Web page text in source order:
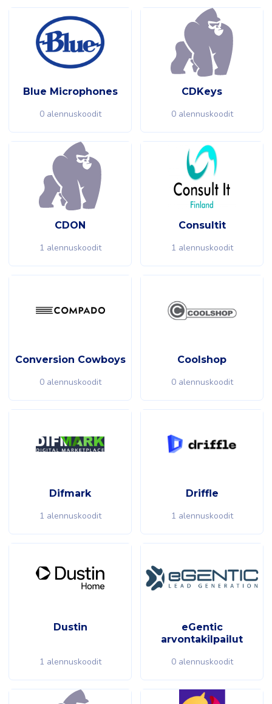
Blue Microphones
0 alennuskoodit
CDKeys
0 alennuskoodit
CDON
1 alennuskoodit
Consultit
1 alennuskoodit
Conversion Cowboys
0 alennuskoodit
Coolshop
0 alennuskoodit
Difmark
1 alennuskoodit
Driffle
1 alennuskoodit
Dustin
1 alennuskoodit
eGentic
arvontakilpailut
0 alennuskoodit